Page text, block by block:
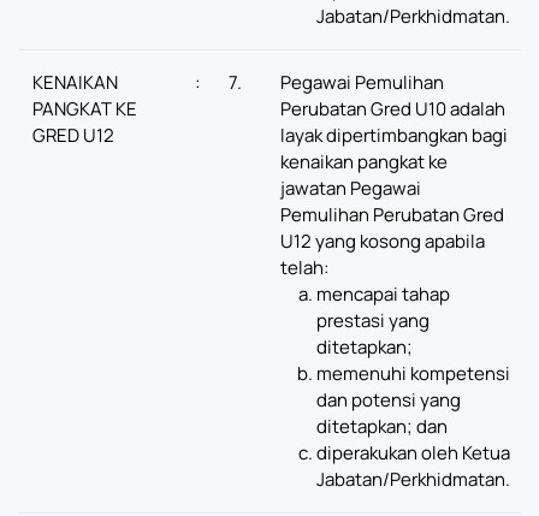
Jabatan/Perkhidmatan.
KENAIKAN
PANGKAT KE
GRED U12
: 7.
Pegawai Pemulihan
Perubatan Gred U10 adalah
layak dipertimbangkan bagi
kenaikan pangkat ke
jawatan Pegawai
Pemulihan Perubatan Gred
U12 yang kosong apabila
telah:
mencapai tahap
prestasi yang
ditetapkan;
memenuhi kompetensi
dan potensi yang
ditetapkan; dan
diperakukan oleh Ketua
Jabatan/Perkhidmatan.